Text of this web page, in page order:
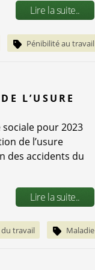
Lire la suite..
Pénibilité au travail
L’USURE
pour 2023
de l’usure
des accidents du
Lire la suite..
travail Maladie